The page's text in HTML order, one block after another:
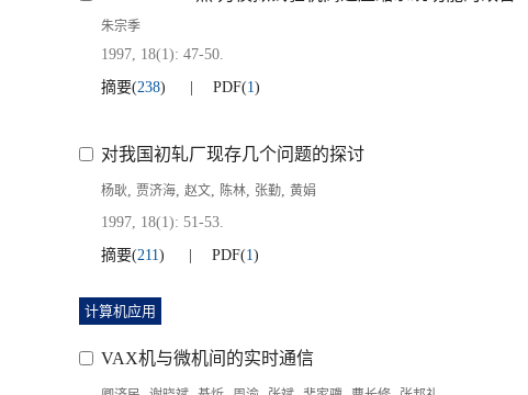
朱宗季
1997, 18(1): 47-50.
摘要(238) PDF(1)
对我国初轧厂现存几个问题的探讨
杨耿, 贾济海, 赵文, 陈林, 张勤, 黄娟
1997, 18(1): 51-53.
摘要(211) PDF(1)
计算机应用
VAX机与微机间的实时通信